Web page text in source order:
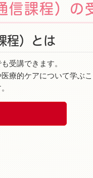
信課程）の
程）とは
受講できます。
療的ケアについて学ぶ